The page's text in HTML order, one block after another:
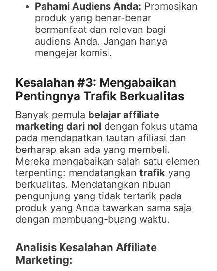
Pahami Audiens Anda: Promosikan
produk yang benar-benar
bermanfaat dan relevan bagi
audiens Anda. Jangan hanya
mengejar komisi.
Kesalahan #3: Mengabaikan
Pentingnya Trafik Berkualitas
Banyak pemula belajar affiliate
marketing dari nol dengan fokus utama
pada mendapatkan tautan afiliasi dan
berharap akan ada yang membeli.
Mereka mengabaikan salah satu elemen
terpenting: mendatangkan trafik yang
berkualitas. Mendatangkan ribuan
pengunjung yang tidak tertarik pada
produk yang Anda tawarkan sama saja
dengan membuang-buang waktu.
Analisis Kesalahan Affiliate
Marketing: